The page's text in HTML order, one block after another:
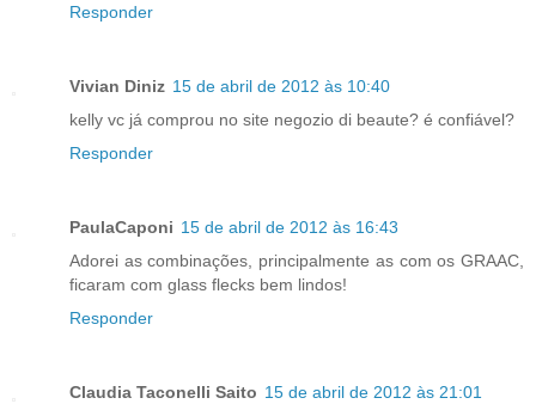
Responder
Vivian Diniz 15 de abril de 2012 às 10:40
kelly vc já comprou no site negozio di beaute? é confiável?
Responder
PaulaCaponi 15 de abril de 2012 às 16:43
Adorei as combinações, principalmente as com os GRAAC,
ficaram com glass flecks bem lindos!
Responder
Claudia Taconelli Saito 15 de abril de 2012 às 21:01